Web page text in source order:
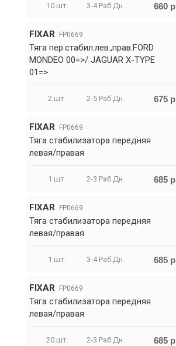
10 шт. 3-4 Раб.Дн. 660 р
FIXAR FP0669
Тяга пер.стабил.лев.,прав.FORD
MONDEO 00=>/ JAGUAR X-TYPE
01=>
2 шт. 2-5 Раб.Дн. 675 р
FIXAR FP0669
Тяга стабилизатора передняя
левая/правая
1 шт. 2-3 Раб.Дн. 685 р
FIXAR FP0669
Тяга стабилизатора передняя
левая/правая
1 шт. 3-4 Раб.Дн. 685 р
FIXAR FP0669
Тяга стабилизатора передняя
левая/правая
20 шт. 2-3 Раб.Дн. 685 р